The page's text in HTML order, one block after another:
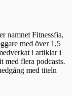
namnet Fitnessfia,
med över 1,5
i artiklar i
med flera podcasts.
med titeln